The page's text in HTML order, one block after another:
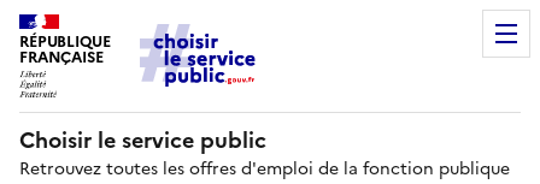
RÉPUBLIQUE
FRANÇAISE
Choisir le service public
Retrouvez toutes les offres d'emploi de la fonction publique